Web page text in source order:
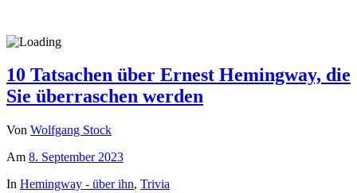
10 Tatsachen über Ernest Hemingway, die
Sie überraschen werden
Von Wolfgang Stock
Am 8. September 2023
In Hemingway - über ihn, Trivia